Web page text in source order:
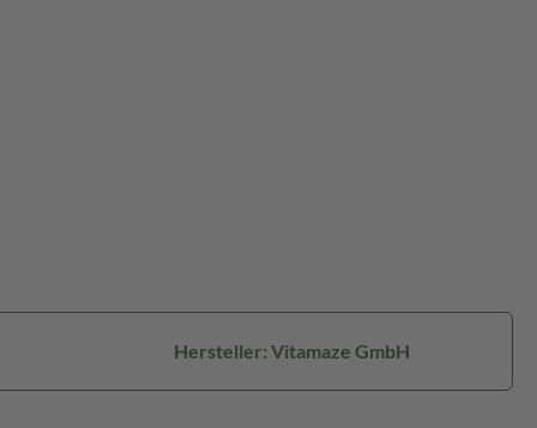
Hersteller: Vitamaze GmbH